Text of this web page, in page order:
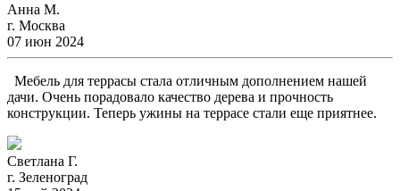
Анна М.
г. Москва
07 июн 2024
Мебель для террасы стала отличным дополнением нашей
дачи. Очень порадовало качество дерева и прочность
конструкции. Теперь ужины на террасе стали еще приятнее.
Светлана Г.
г. Зеленоград